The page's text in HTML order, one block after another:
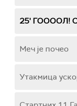
25' ГООООЛ!
Меч је почео
Утакмица